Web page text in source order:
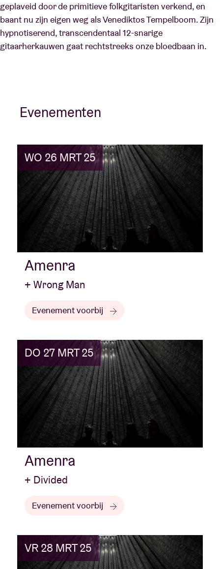
geplaveid door de primitieve folkgitaristen verkend, en
baant nu zijn eigen weg als Venediktos Tempelboom. Zijn
hypnotiserend, transcendentaal 12-snarige
gitaarherkauwen gaat rechtstreeks onze bloedbaan in.
Evenementen
WO 26 MRT 25
Amenra
+ Wrong Man
Evenement voorbij
DO 27 MRT 25
Amenra
+ Divided
Evenement voorbij
VR 28 MRT 25